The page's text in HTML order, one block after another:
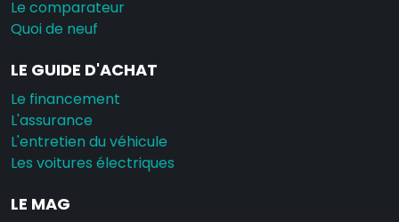
Le comparateur
Quoi de neuf
LE GUIDE D'ACHAT
Le financement
L'assurance
L'entretien du véhicule
Les voitures électriques
LE MAG